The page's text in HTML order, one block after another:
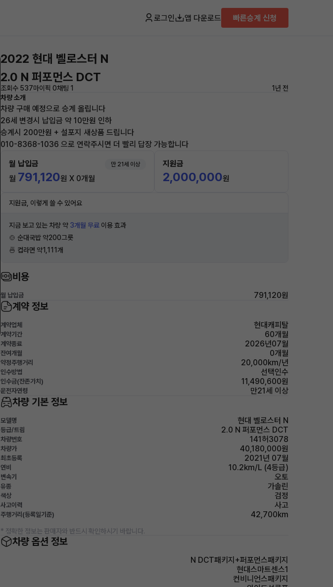
로그인 앱 다운로드 빠른승계 신청
2022 현대 벨로스터 N
2.0 N 퍼포먼스 DCT
조회수 537마이픽 0채팅 1
1년 전
차량 소개
차량 구매 예정으로 승계 올립니다
26세 변경시 납입금 약 10만원 인하
승계시 200만원 + 설포지 새상품 드립니다
010-8368-1036 으로 연락주시면 더 빨리 답장 가능합니다
월 납입금 만 21세 이상
월 791,120원 X 0개월
지원금
2,000,000원
지원금, 이렇게 쓸 수 있어요
지금 보고 있는 차량 약 3개월 무료 이용 효과
🍲 순대국밥 약200그릇
🍜 컵라면 약1,111개
비용
월 납입금 791,120원
계약 정보
계약업체 현대캐피탈
계약기간 60개월
계약종료 2026년07월
잔여개월 0개월
약정주행거리 20,000km/년
인수방법 선택인수
인수금(잔존가치) 11,490,600원
운전자연령 만21세 이상
차량 기본 정보
모델명 현대 벨로스터 N
등급/트림 2.0 N 퍼포먼스 DCT
차량번호 141허3078
차량가 40,180,000원
최초등록 2021년 07월
연비 10.2km/L (4등급)
변속기 오토
유종 가솔린
색상 검정
사고이력 사고
주행거리(등록일기준) 42,700km
* 정확한 정보는 판매자와 반드시 확인하시기 바랍니다.
차량 옵션 정보
N DCT패키지+퍼포먼스패키지
현대스마트센스1
컨비니언스패키지